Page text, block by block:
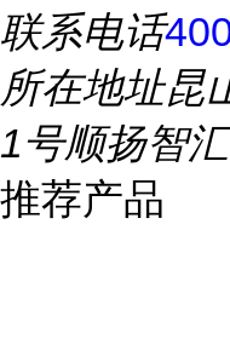
联系电话
所在地址昆
1号顺扬智
推荐产品